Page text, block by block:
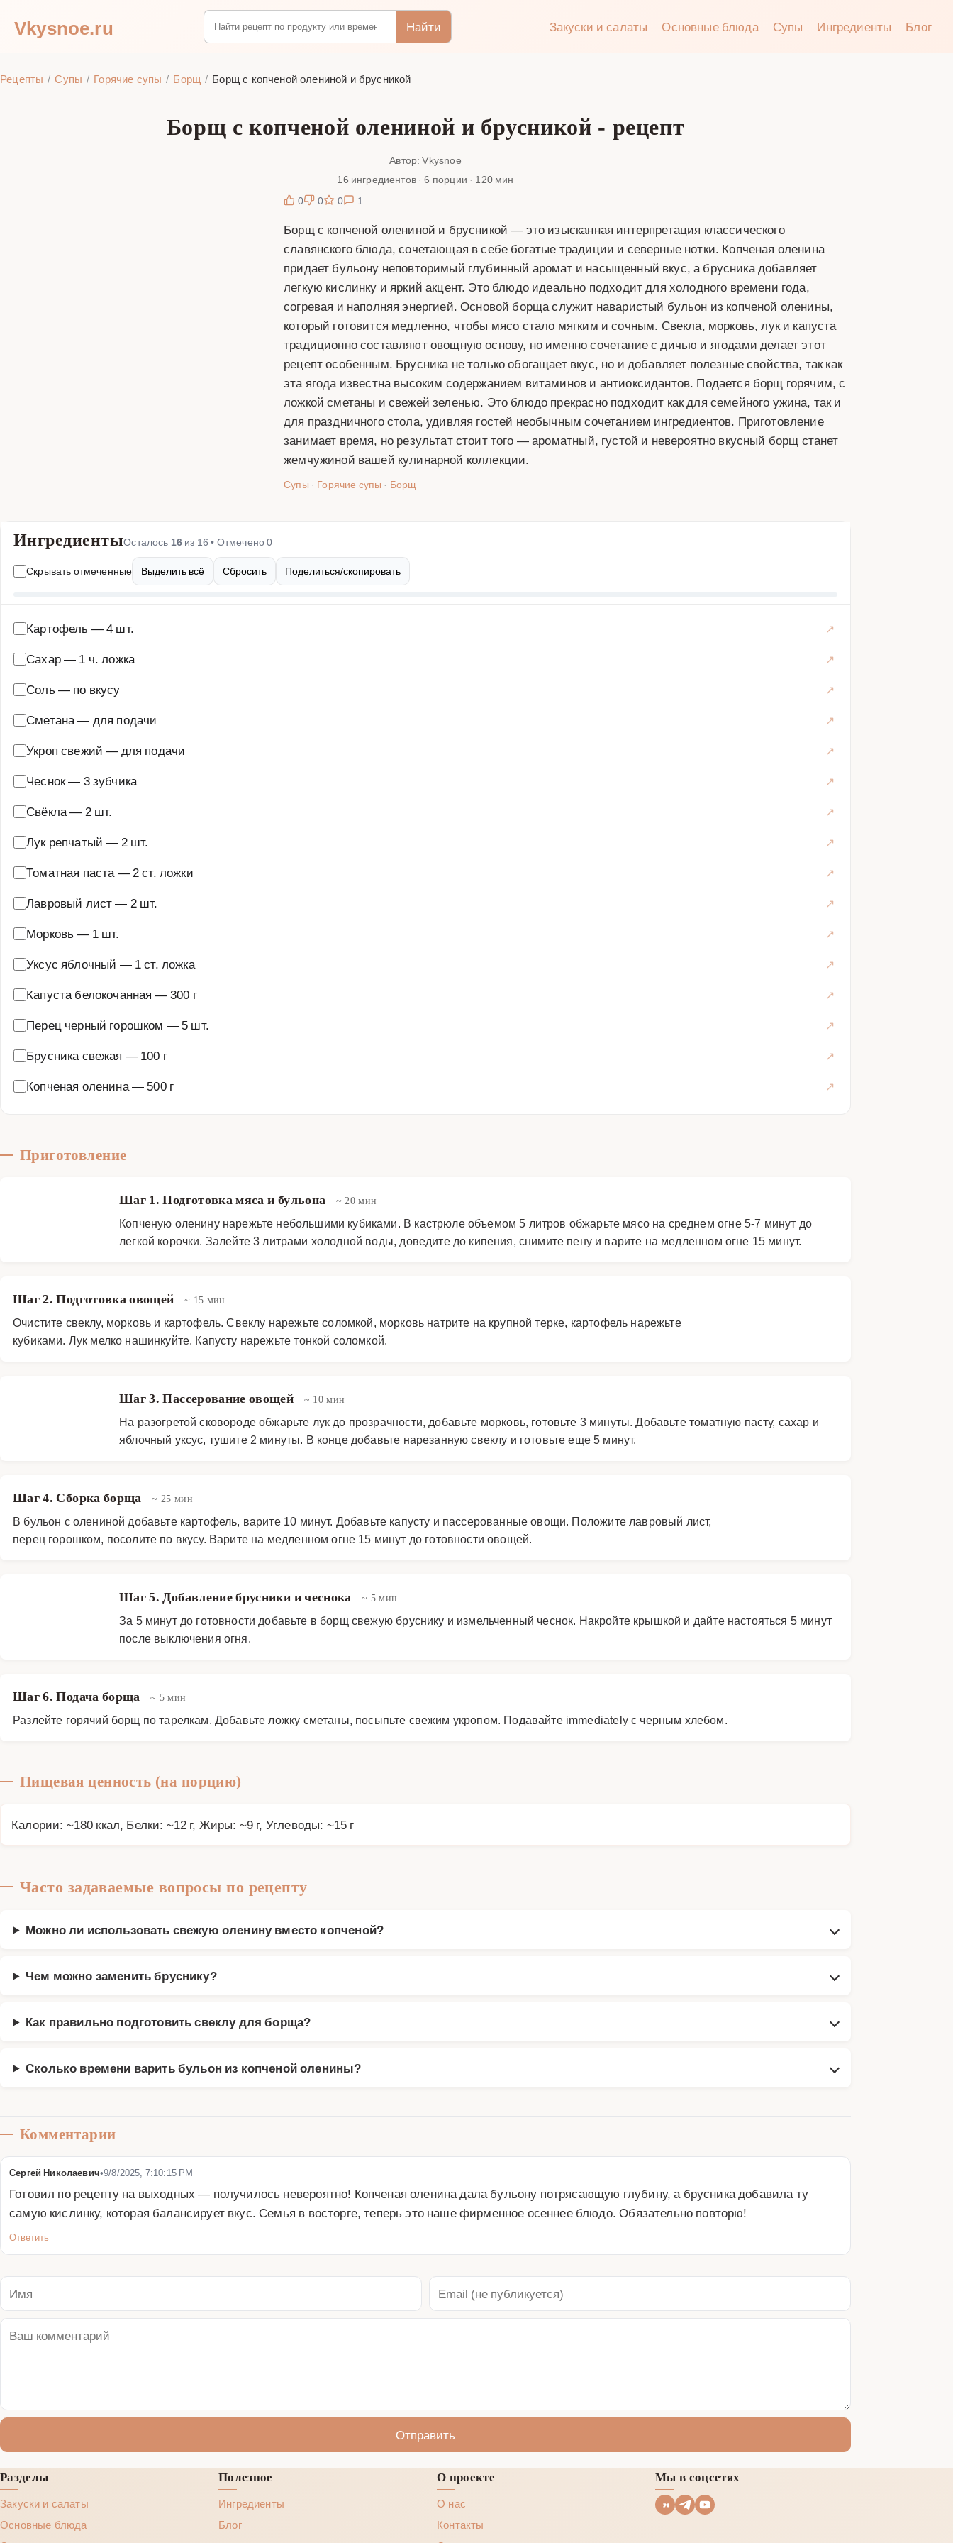
Vkysnoe.ru Найти Закуски и салаты Основные блюда Супы Ингредиенты Блог
Рецепты Супы Горячие супы Борщ Борщ с копченой олениной и брусникой
Борщ с копченой олениной и брусникой - рецепт
Автор: Vkysnoe
16 ингредиентов · 6 порции · 120 мин
0
0 0 1
Борщ с копченой олениной и брусникой — это изысканная интерпретация классического
славянского блюда, сочетающая в себе богатые традиции и северные нотки. Копченая оленина
придает бульону неповторимый глубинный аромат и насыщенный вкус, а брусника добавляет
легкую кислинку и яркий акцент. Это блюдо идеально подходит для холодного времени года,
согревая и наполняя энергией. Основой борща служит наваристый бульон из копченой оленины,
который готовится медленно, чтобы мясо стало мягким и сочным. Свекла, морковь, лук и капуста
традиционно составляют овощную основу, но именно сочетание с дичью и ягодами делает этот
рецепт особенным. Брусника не только обогащает вкус, но и добавляет полезные свойства, так как
эта ягода известна высоким содержанием витаминов и антиоксидантов. Подается борщ горячим, с
ложкой сметаны и свежей зеленью. Это блюдо прекрасно подходит как для семейного ужина, так и
для праздничного стола, удивляя гостей необычным сочетанием ингредиентов. Приготовление
занимает время, но результат стоит того — ароматный, густой и невероятно вкусный борщ станет
жемчужиной вашей кулинарной коллекции.
Супы · Горячие супы · Борщ
ИнгредиентыОсталось 16 из 16 • Отмечено0
Скрывать отмеченные Выделить всё Сбросить Поделиться/скопировать
Картофель —4 шт.
Сахар— 1 ч. ложка
Соль — по вкусу
Сметана— для подачи
Укроп свежий — для подачи
Чеснок— 3 зубчика
Свёкла— 2 шт.
Лук репчатый — 2 шт.
Томатная паста — 2 ст. ложки
Лавровый лист— 2 шт.
Морковь — 1 шт.
Уксус яблочный — 1 ст. ложка
Капуста белокочанная —300 г
Перец черный горошком — 5 шт.
Брусника свежая — 100 г
Копченая оленина— 500 г
Приготовление
Шаг 1. Подготовка мяса и бульона ~ 20 мин
Копченую оленину нарежьте небольшими кубиками. В кастрюле объемом 5 литров обжарьте мясо на среднем огне 5-7 минут до
легкой корочки. Залейте 3 литрами холодной воды, доведите до кипения, снимите пену и варите на медленном огне 15 минут.
Шаг 2. Подготовка овощей ~ 15 мин
Очистите свеклу, морковь и картофель. Свеклу нарежьте соломкой, морковь натрите на крупной терке, картофель нарежьте
кубиками. Лук мелко нашинкуйте. Капусту нарежьте тонкой соломкой.
Шаг 3. Пассерование овощей ~ 10 мин
На разогретой сковороде обжарьте лук до прозрачности, добавьте морковь, готовьте 3 минуты. Добавьте томатную пасту, сахар и
яблочный уксус, тушите 2 минуты. В конце добавьте нарезанную свеклу и готовьте еще 5 минут.
Шаг 4. Сборка борща ~ 25 мин
В бульон с олениной добавьте картофель, варите 10 минут. Добавьте капусту и пассерованные овощи. Положите лавровый лист,
перец горошком, посолите по вкусу. Варите на медленном огне 15 минут до готовности овощей.
Шаг 5. Добавление брусники и чеснока ~ 5 мин
За 5 минут до готовности добавьте в борщ свежую бруснику и измельченный чеснок. Накройте крышкой и дайте настояться 5 минут
после выключения огня.
Шаг 6. Подача борща ~ 5 мин
Разлейте горячий борщ по тарелкам. Добавьте ложку сметаны, посыпьте свежим укропом. Подавайте immediately с черным хлебом.
Пищевая ценность (на порцию)
Калории: ~180 ккал, Белки: ~12 г, Жиры: ~9 г, Углеводы: ~15 г
Часто задаваемые вопросы по рецепту
Можно ли использовать свежую оленину вместо копченой?
Чем можно заменить бруснику?
Как правильно подготовить свеклу для борща?
Сколько времени варить бульон из копченой оленины?
Комментарии
Сергей Николаевич•9/8/2025, 7:10:15 PM
Готовил по рецепту на выходных — получилось невероятно! Копченая оленина дала бульону потрясающую глубину, а брусника добавила ту
самую кислинку, которая балансирует вкус. Семья в восторге, теперь это наше фирменное осеннее блюдо. Обязательно повторю!
Ответить
Отправить
Разделы
Закуски и салаты
Основные блюда
Полезное
Ингредиенты
Блог
О проекте
О нас
Контакты
Мы в соцсетях